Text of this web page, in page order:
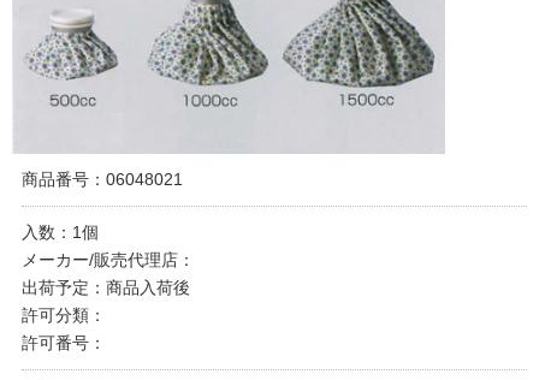
商品番号：06048021
入数：1個
メーカー/販売代理店：
出荷予定：商品入荷後
許可分類：
許可番号：